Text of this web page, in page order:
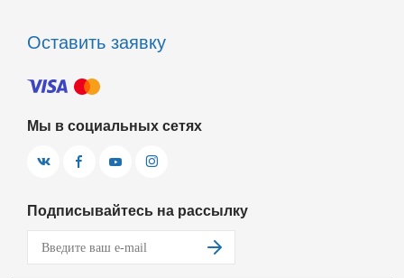
Оставить заявку
Мы в социальных сетях
Подписывайтесь на рассылку